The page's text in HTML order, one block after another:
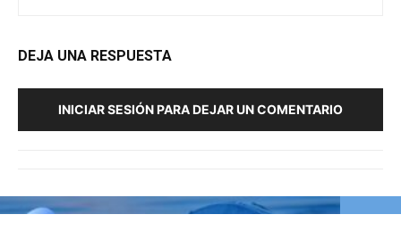
DEJA UNA RESPUESTA
INICIAR SESIÓN PARA DEJAR UN COMENTARIO